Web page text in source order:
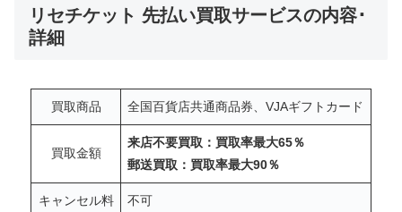
リセチケット 先払い買取サービスの内容･
詳細
買取商品 全国百貨店共通商品券、VJAギフトカード
買取金額
来店不要買取：買取率最大65％
郵送買取：買取率最大90％
キャンセル料 不可